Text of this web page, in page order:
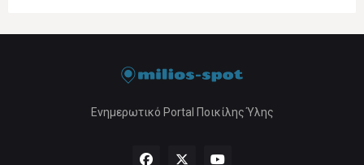
Ενημερωτικό Portal Ποικίλης Ύλης